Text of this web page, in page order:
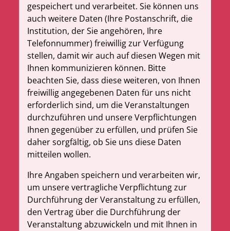
gespeichert und verarbeitet. Sie können uns
auch weitere Daten (Ihre Postanschrift, die
Institution, der Sie angehören, Ihre
Telefonnummer) freiwillig zur Verfügung
stellen, damit wir auch auf diesen Wegen mit
Ihnen kommunizieren können. Bitte
beachten Sie, dass diese weiteren, von Ihnen
freiwillig angegebenen Daten für uns nicht
erforderlich sind, um die Veranstaltungen
durchzuführen und unsere Verpflichtungen
Ihnen gegenüber zu erfüllen, und prüfen Sie
daher sorgfältig, ob Sie uns diese Daten
mitteilen wollen.
Ihre Angaben speichern und verarbeiten wir,
um unsere vertragliche Verpflichtung zur
Durchführung der Veranstaltung zu erfüllen,
den Vertrag über die Durchführung der
Veranstaltung abzuwickeln und mit Ihnen in